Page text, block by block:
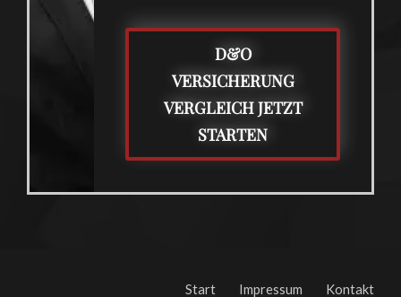
D&O
VERSICHERUNG
VERGLEICH JETZT
STARTEN
Start Impressum Kontakt